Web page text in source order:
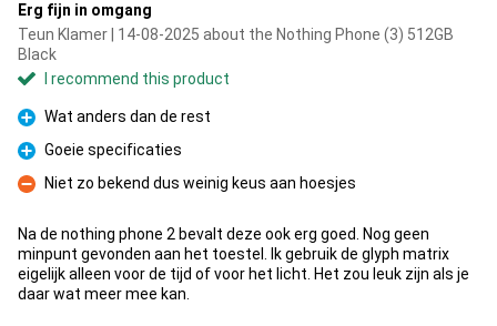
Erg fijn in omgang
Teun Klamer | 14-08-2025 about the Nothing Phone (3) 512GB
Black
I recommend this product
Pro
Wat anders dan de rest
Pro
Goeie specificaties
Con
Niet zo bekend dus weinig keus aan hoesjes
Na de nothing phone 2 bevalt deze ook erg goed. Nog geen
minpunt gevonden aan het toestel. Ik gebruik de glyph matrix
eigelijk alleen voor de tijd of voor het licht. Het zou leuk zijn als je
daar wat meer mee kan.